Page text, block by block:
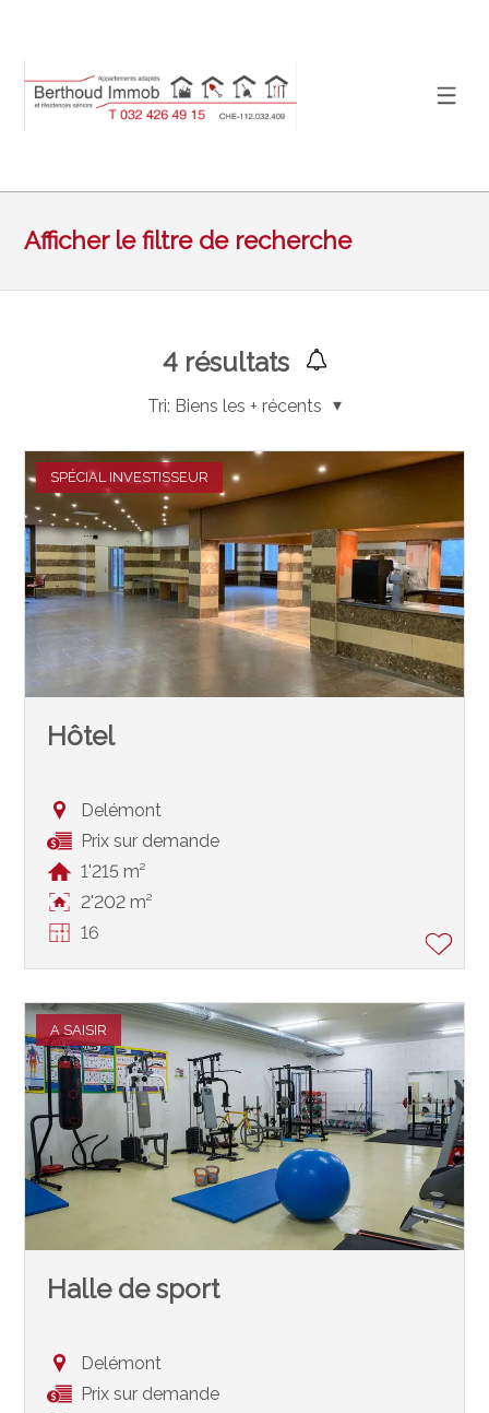
Afficher le filtre de recherche
4résultats
Tri: Biens les + récents
SPÉCIAL INVESTISSEUR
Hôtel
Delémont
Prix sur demande
1'215 m²
2'202 m²
16
A SAISIR
Halle de sport
Delémont
Prix sur demande